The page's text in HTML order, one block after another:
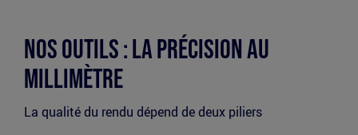
Nos Outils : La précision au
millimètre
La qualité du rendu dépend de deux piliers